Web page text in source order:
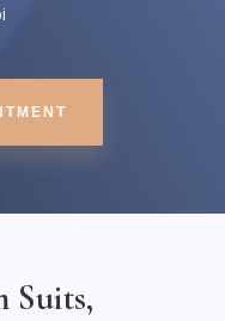
Suits,